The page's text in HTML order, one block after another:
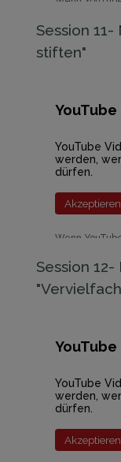
von YouTube:
Session
stiften"
YouTube
werden,
dürfen.
Akzeptieren
Wenn
von YouTube:
Session
YouTube
werden,
dürfen.
Akzeptieren